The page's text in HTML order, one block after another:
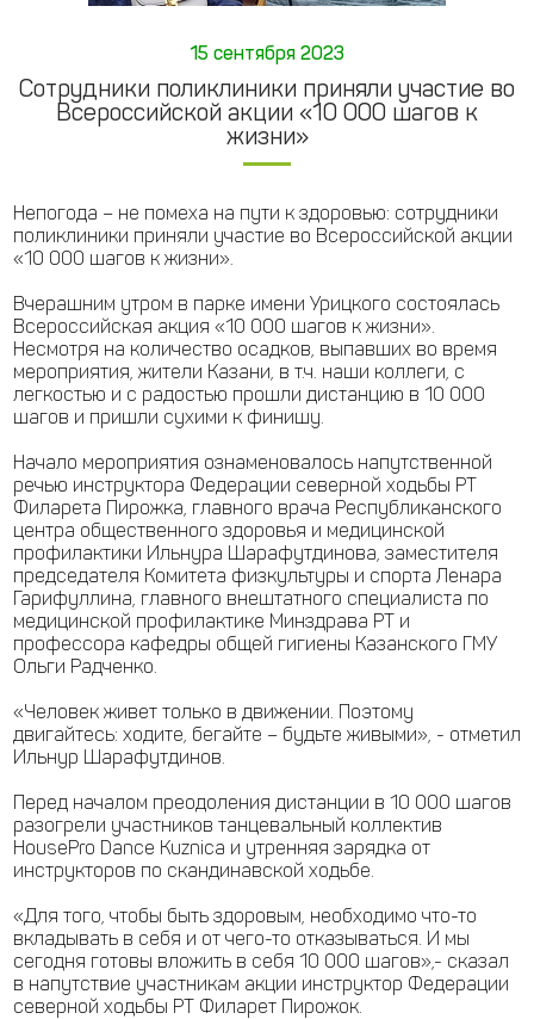
15 сентября 2023
Сотрудники поликлиники приняли участие во
Всероссийской акции «10 000 шагов к
жизни»
Непогода – не помеха на пути к здоровью: сотрудники
поликлиники приняли участие во Всероссийской акции
«10 000 шагов к жизни».
Вчерашним утром в парке имени Урицкого состоялась
Всероссийская акция «10 000 шагов к жизни».
Несмотря на количество осадков, выпавших во время
мероприятия, жители Казани, в т.ч. наши коллеги, с
легкостью и с радостью прошли дистанцию в 10 000
шагов и пришли сухими к финишу.
Начало мероприятия ознаменовалось напутственной
речью инструктора Федерации северной ходьбы РТ
Филарета Пирожка, главного врача Республиканского
центра общественного здоровья и медицинской
профилактики Ильнура Шарафутдинова, заместителя
председателя Комитета физкультуры и спорта Ленара
Гарифуллина, главного внештатного специалиста по
медицинской профилактике Минздрава РТ и
профессора кафедры общей гигиены Казанского ГМУ
Ольги Радченко.
«Человек живет только в движении. Поэтому
двигайтесь: ходите, бегайте – будьте живыми», - отметил
Ильнур Шарафутдинов.
Перед началом преодоления дистанции в 10 000 шагов
разогрели участников танцевальный коллектив
HousePro Dance Kuznica и утренняя зарядка от
инструкторов по скандинавской ходьбе.
«Для того, чтобы быть здоровым, необходимо что-то
вкладывать в себя и от чего-то отказываться. И мы
сегодня готовы вложить в себя 10 000 шагов»,- сказал
в напутствие участникам акции инструктор Федерации
северной ходьбы РТ Филарет Пирожок.